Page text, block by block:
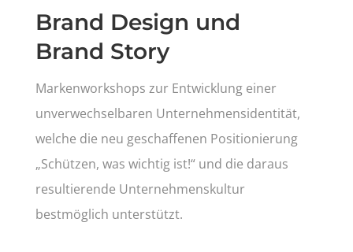
Brand Design und
Brand Story
Markenworkshops zur Entwicklung einer
unverwechselbaren Unternehmensidentität,
welche die neu geschaffenen Positionierung
„Schützen, was wichtig ist!“ und die daraus
resultierende Unternehmenskultur
bestmöglich unterstützt.